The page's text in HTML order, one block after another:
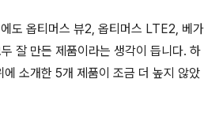
도 옵티머스 뷰2, 옵티머스 LTE2, 베가
잘 만든 제품이라는 생각이 듭니다. 하
소개한 5개 제품이 조금 더 높지 않았